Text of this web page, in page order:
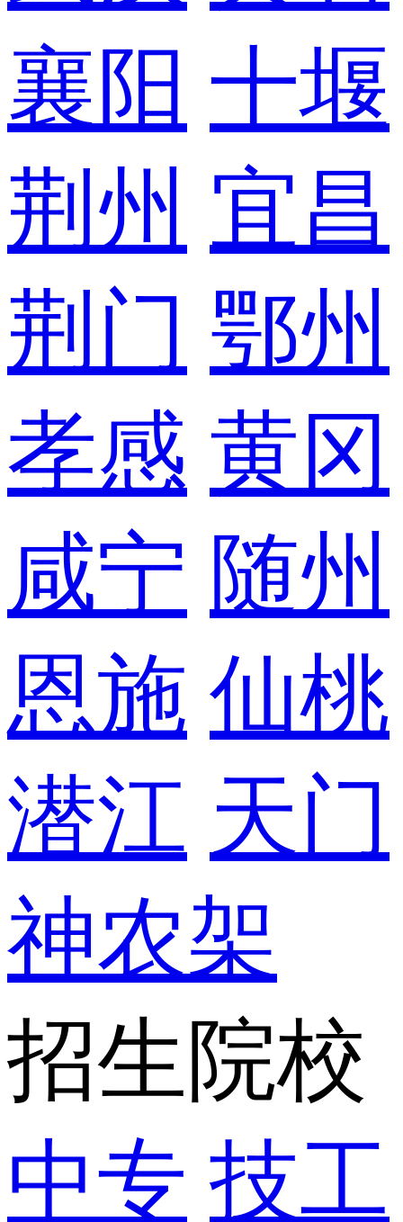
襄阳 十堰
荆州 宜昌
荆门 鄂州
孝感 黄冈
咸宁 随州
恩施 仙桃
潜江 天门
神农架
招生院校
中专 技工